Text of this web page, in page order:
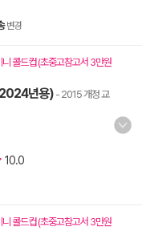
변경
콜드컵 (초중고참고서 3만원
년용)- 2015 개정 교
10.0
콜드컵 (초중고참고서 3만원